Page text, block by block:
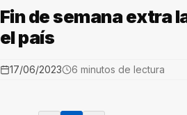
Fin de semana extra
el país
17/06/2023 6 minutos de lectura